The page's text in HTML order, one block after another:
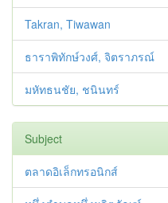
Takran, Tiwawan
ธาราพิทักษ์วงศ์, จิตราภรณ์
มหัทธนชัย, ชนินทร์
Subject
ตลาดอิเล็กทรอนิกส์